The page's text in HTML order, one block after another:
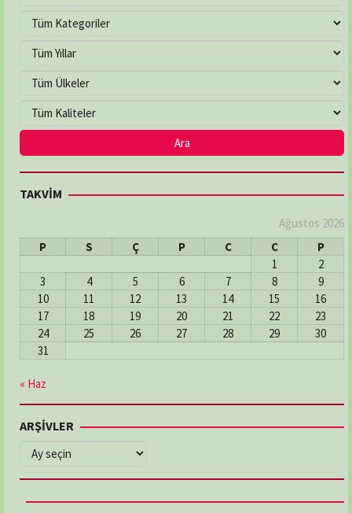
TAKVİM
Ağustos 2026
P
S Ç P C C
P
1
2
3
4 5 6 7 8
9
10
11 12 13 14 15
16
17
18 19 20 21 22
23
24
25 26 27 28 29
30
31
« Haz
ARŞİVLER
ARŞİVLER